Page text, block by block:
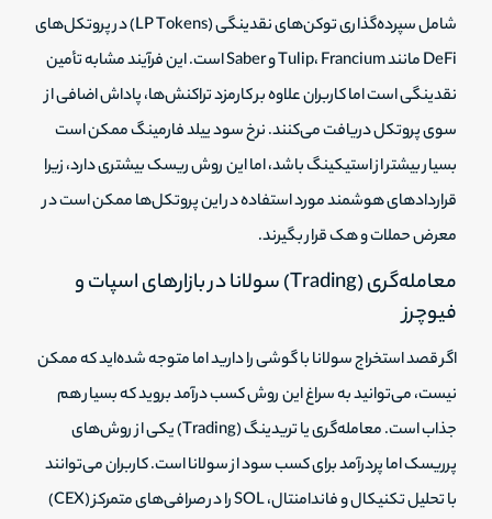
شامل سپرده‌گذاری توکن‌های نقدینگی (LP Tokens) در پروتکل‌های
DeFi مانند Tulip، Francium و Saber است. این فرآیند مشابه تأمین
نقدینگی است اما کاربران علاوه بر کارمزد تراکنش‌ها، پاداش اضافی از
سوی پروتکل دریافت می‌کنند. نرخ سود ییلد فارمینگ ممکن است
بسیار بیشتر از استیکینگ باشد، اما این روش ریسک بیشتری دارد، زیرا
قراردادهای هوشمند مورد استفاده در این پروتکل‌ها ممکن است در
معرض حملات و هک قرار بگیرند.
معامله‌گری (Trading) سولانا در بازارهای اسپات و
فیوچرز
اگر قصد استخراج سولانا با گوشی را دارید اما متوجه شده‌اید که ممکن
نیست، می‌توانید به سراغ این روش کسب درآمد بروید که بسیار هم
جذاب است. معامله‌گری یا تریدینگ (Trading) یکی از روش‌های
پرریسک اما پردرآمد برای کسب سود از سولانا است. کاربران می‌توانند
با تحلیل تکنیکال و فاندامنتال، SOL را در صرافی‌های متمرکز (CEX)